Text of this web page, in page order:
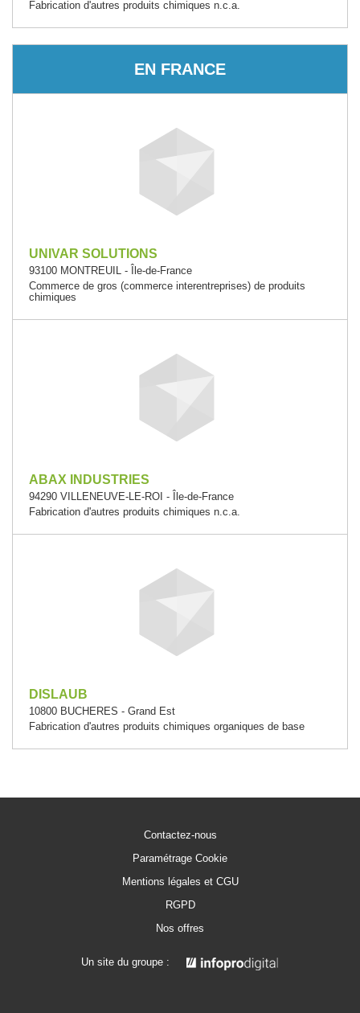
Fabrication d'autres produits chimiques n.c.a.
EN FRANCE
UNIVAR SOLUTIONS
93100 MONTREUIL - Île-de-France
Commerce de gros (commerce interentreprises) de produits
chimiques
ABAX INDUSTRIES
94290 VILLENEUVE-LE-ROI - Île-de-France
Fabrication d'autres produits chimiques n.c.a.
DISLAUB
10800 BUCHERES - Grand Est
Fabrication d'autres produits chimiques organiques de base
Contactez-nous
Paramétrage Cookie
Mentions légales et CGU
RGPD
Nos offres
Un site du groupe :